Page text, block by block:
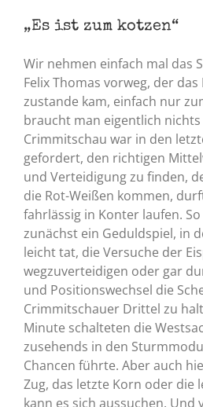
„Es ist zum kotzen“
Wir nehmen einfach mal das
Felix Thomas vorweg, der
zustande kam, einfach nur
braucht man eigentlich
Crimmitschau war in den
gefordert, den richtigen
und Verteidigung zu finden,
die Rot-Weißen kommen,
fahrlässig in Konter laufen.
zunächst ein Geduldspiel, in
leicht tat, die Versuche der
wegzuverteidigen oder gar
und Positionswechsel die
Crimmitschauer Drittel zu
Minute schalteten die
zusehends in den
Chancen führte. Aber auch
Zug, das letzte Korn oder die
kann es sich aussuchen. Und